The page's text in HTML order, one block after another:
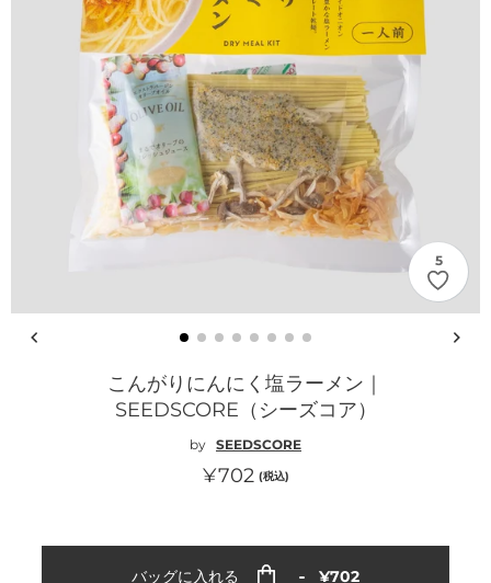
5
こんがりにんにく塩ラーメン｜
SEEDSCORE（シーズコア）
by SEEDSCORE
通
格
¥702 (税込)
バッグに入れる 通
¥702